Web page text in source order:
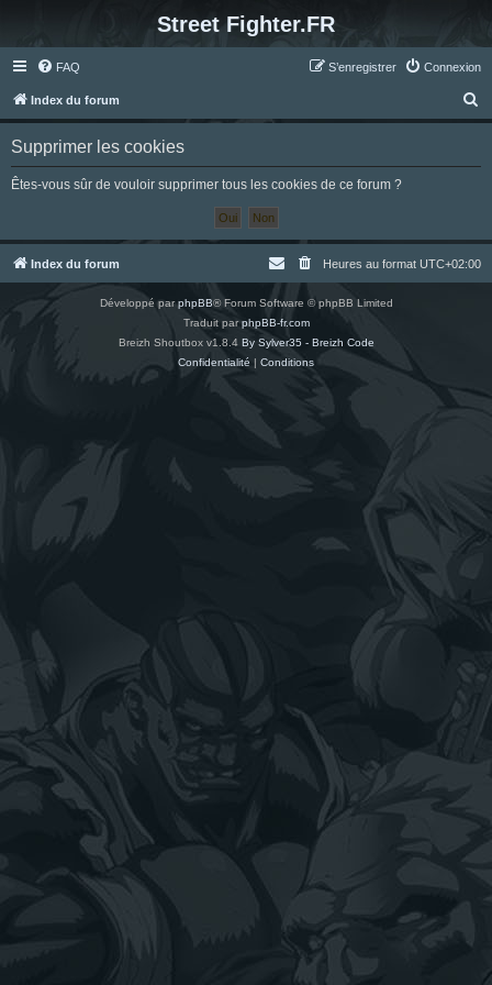
Street Fighter.FR
FAQ Connexion
S’enregistrer
Index du forum
e
h
Supprimer les cookies
Êtes-vous sûr de vouloir supprimer tous les cookies de ce forum ?
Index du forum Heures au format UTC+02:00
Développé parphpBB® Forum Software © phpBB Limited
Traduit parphpBB-fr.com
Breizh Shoutbox v1.8.4 By Sylver35 - Breizh Code
Confidentialité | Conditions